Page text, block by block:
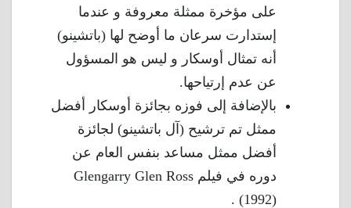
على مؤخرة ممثلة معروفة و عندما
إستدارت سرعان ما أوضح لها (باتشينو)
أنه تمثال أوسكار و ليس هو المسؤول
عن عدم إرتياحها.
بالإضافة إلى فوزه بجائزة أوسكار أفضل
ممثل تم ترشيح (آل باتشينو) لجائزة
أفضل ممثل مساعد بنفس العام عن
دوره في فيلم Glengarry Glen Ross
(1992) .